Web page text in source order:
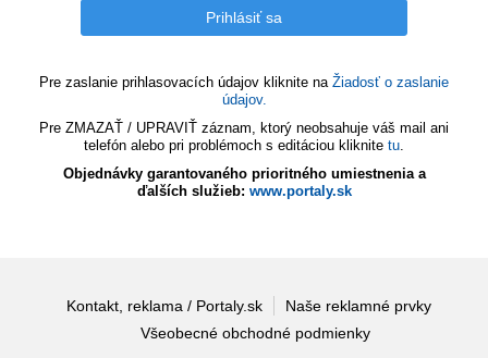
Pre zaslanie prihlasovacích údajov kliknite na Žiadosť o zaslanie
údajov.
Pre ZMAZAŤ / UPRAVIŤ záznam, ktorý neobsahuje váš mail ani
telefón alebo pri problémoch s editáciou kliknite tu.
Objednávky garantovaného prioritného umiestnenia a
ďalších služieb: www.portaly.sk
Kontakt, reklama / Portaly.sk
Naše reklamné prvky
Všeobecné obchodné podmienky